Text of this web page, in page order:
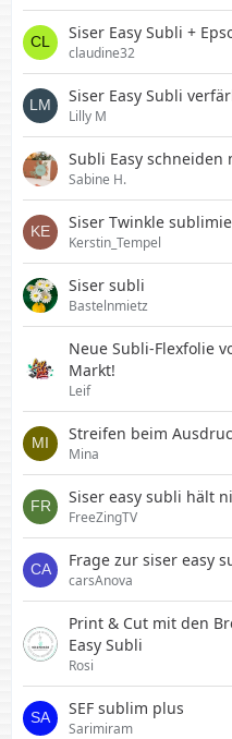
Siser Easy Subli +
claudine32
Siser Easy Subli
Lilly M
Subli Easy schneiden
Sabine H.
Siser Twinkle
Kerstin_Tempel
Siser subli
Bastelnmietz
Neue Subli-Flexfolie
Markt!
Leif
Streifen beim
Mina
Siser easy subli hält
FreeZingTV
Frage zur siser easy
carsAnova
Print & Cut mit den
Easy Subli
Rosi
SEF sublim plus
Sarimiram